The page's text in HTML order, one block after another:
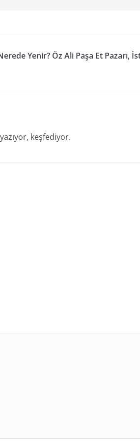
Yenir? Öz Ali Paşa Et Pazarı,
keşfediyor.